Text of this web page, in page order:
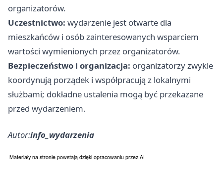
organizatorów.
Uczestnictwo: wydarzenie jest otwarte dla
mieszkańców i osób zainteresowanych wsparciem
wartości wymienionych przez organizatorów.
Bezpieczeństwo i organizacja: organizatorzy zwykle
koordynują porządek i współpracują z lokalnymi
służbami; dokładne ustalenia mogą być przekazane
przed wydarzeniem.
Autor:info_wydarzenia